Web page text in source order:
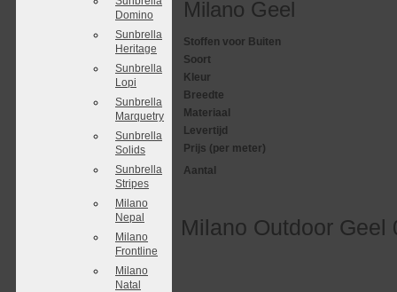
Domino
Sunbrella
Heritage
Sunbrella
Lopi
Sunbrella
Marquetry
Sunbrella
Solids
Sunbrella
Stripes
Milano
Nepal
Milano
Frontline
Milano
Natal
Milano Geel
Stoffen voor Buiten
Soort
Kleur
Breedte
Materiaal
Levertijd
Prijs (per meter)
Aantal
Milano Outdoor Geel